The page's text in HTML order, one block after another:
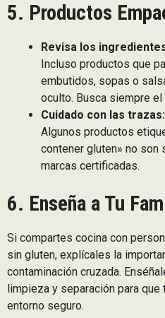
5. Productos
Revisa los
Incluso productos que
embutidos, sopas o
oculto. Busca siempre
Cuidado con las trazas:
Algunos productos
contener gluten» no son
marcas certificadas.
6. Enseña a Tu
Si compartes cocina con
sin gluten, explícales la
contaminación cruzada.
limpieza y separación para que
entorno seguro.